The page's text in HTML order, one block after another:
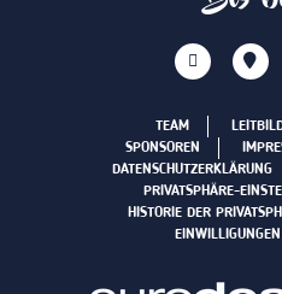
TEAM
SPONSOREN
DATENSCHUTZERKLÄRUNG
PRIVATSPHÄRE-
HISTORIE DER